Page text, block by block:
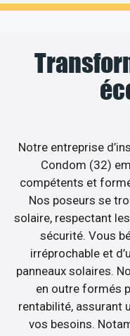
Notre entreprise
Condom (32)
compétents et
Nos poseurs se
solaire, respectant
sécurité. Vous
irréprochable et
panneaux solaires.
en outre formés
rentabilité, assurant
vos besoins.